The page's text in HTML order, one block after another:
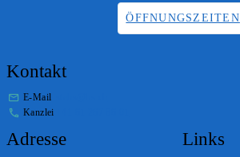
ÖFFNUNGSZEITEN
Kontakt
E-Mail
Kanzlei
Adresse Links